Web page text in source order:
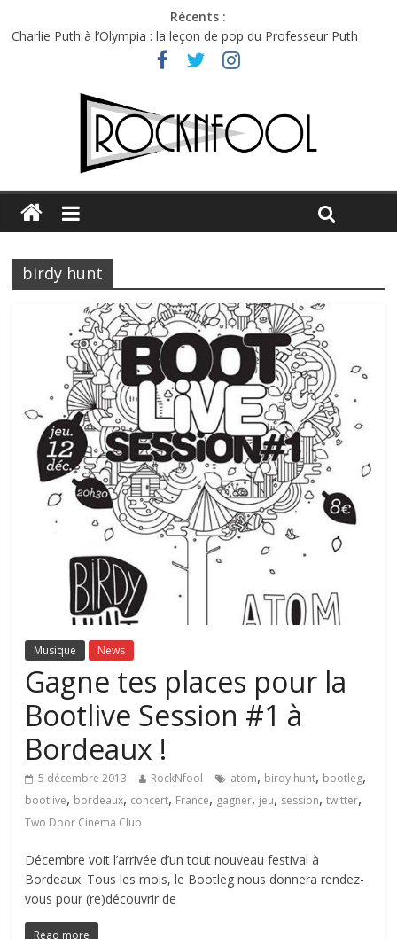
Récents :
Charlie Puth à l’Olympia : la leçon de pop du Professeur Puth
Festival Triptyque : un nouveau festival de musique indépendant
Hellfest 2026 vendredi : température et émotions en hausse
Hellfest 2026 jeudi : impossible de choisir entre chaleur et bonne
Première édition du Midgard Festival : entre bière, métal et
birdy hunt
Musique News
Gagne tes places pour la
Bootlive Session #1 à
Bordeaux !
5 décembre 2013 RockNfool atom, birdy hunt, bootleg,
bootlive, bordeaux, concert, France, gagner, jeu, session,twitter,
Two Door Cinema Club
Décembre voit l’arrivée d’un tout nouveau festival à
Bordeaux. Tous les mois, le Bootleg nous donnera rendez-
vous pour (re)découvrir de
Read more